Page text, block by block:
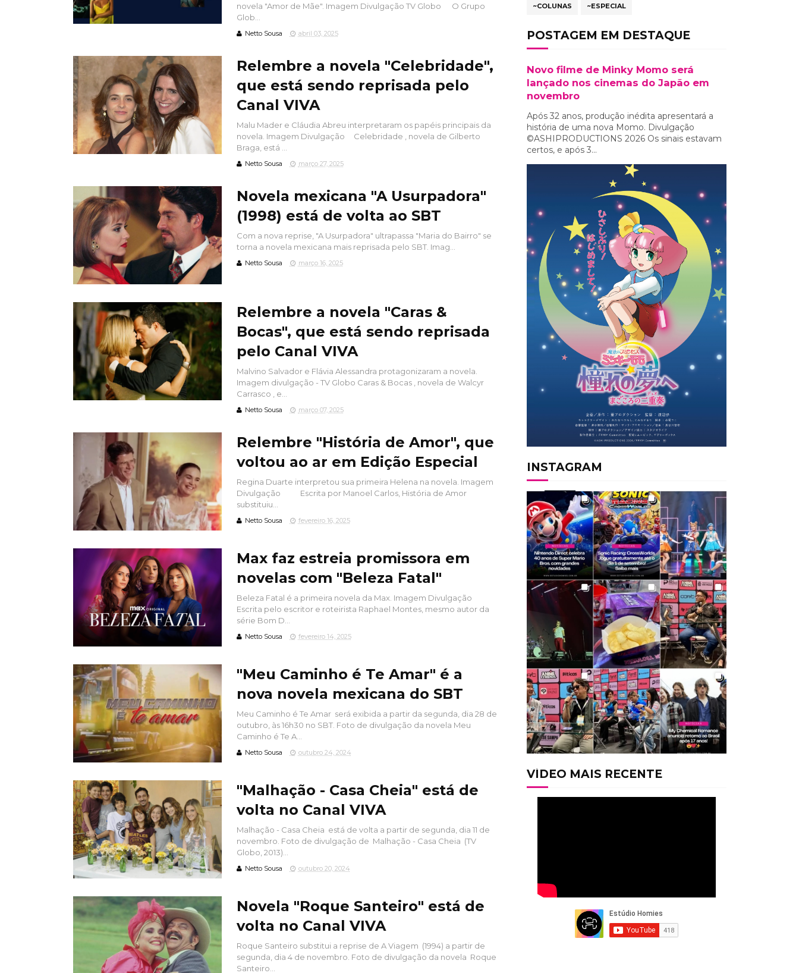
novela "Amor de Mãe". Imagem Divulgação TV Globo O Grupo
Glob...
Netto Sousa abril 03, 2025
Relembre a novela "Celebridade",
que está sendo reprisada pelo
Canal VIVA
Malu Mader e Cláudia Abreu interpretaram os papéis principais da
novela. Imagem Divulgação Celebridade , novela de Gilberto
Braga, está ...
Netto Sousa março 27, 2025
Novela mexicana "A Usurpadora"
(1998) está de volta ao SBT
Com a nova reprise, "A Usurpadora" ultrapassa "Maria do Bairro" se
torna a novela mexicana mais reprisada pelo SBT. Imag...
Netto Sousa março 16, 2025
Relembre a novela "Caras &
Bocas", que está sendo reprisada
pelo Canal VIVA
Malvino Salvador e Flávia Alessandra protagonizaram a novela.
Imagem divulgação - TV Globo Caras & Bocas , novela de Walcyr
Carrasco , e...
Netto Sousa março 07, 2025
Relembre "História de Amor", que
voltou ao ar em Edição Especial
Regina Duarte interpretou sua primeira Helena na novela. Imagem
Divulgação Escrita por Manoel Carlos, História de Amor
substituiu...
Netto Sousa fevereiro 16, 2025
Max faz estreia promissora em
novelas com "Beleza Fatal"
Beleza Fatal é a primeira novela da Max. Imagem Divulgação
Escrita pelo escritor e roteirista Raphael Montes, mesmo autor da
série Bom D...
Netto Sousa fevereiro 14, 2025
"Meu Caminho é Te Amar" é a
nova novela mexicana do SBT
Meu Caminho é Te Amar será exibida a partir da segunda, dia 28 de
outubro, às 16h30 no SBT. Foto de divulgação da novela Meu
Caminho é Te A...
Netto Sousa outubro 24, 2024
"Malhação - Casa Cheia" está de
volta no Canal VIVA
Malhação - Casa Cheia está de volta a partir de segunda, dia 11 de
novembro. Foto de divulgação de Malhação - Casa Cheia (TV
Globo, 2013)...
Netto Sousa outubro 20, 2024
Novela "Roque Santeiro" está de
volta no Canal VIVA
Roque Santeiro substitui a reprise de A Viagem (1994) a partir de
segunda, dia 4 de novembro. Foto de divulgação da novela Roque
Santeiro...
~COLUNAS ~ESPECIAL
POSTAGEM EM DESTAQUE
Novo filme de Minky Momo será
lançado nos cinemas do Japão em
novembro
Após 32 anos, produção inédita apresentará a
história de uma nova Momo. Divulgação
©ASHIPRODUCTIONS 2026 Os sinais estavam
certos, e após 3...
INSTAGRAM
VÍDEO MAIS RECENTE